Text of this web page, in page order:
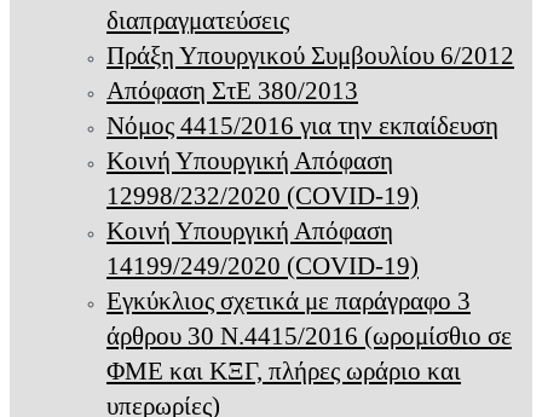
διαπραγματεύσεις
Πράξη Υπουργικού Συμβουλίου 6/2012
Απόφαση ΣτΕ 380/2013
Νόμος 4415/2016 για την εκπαίδευση
Κοινή Υπουργική Απόφαση
12998/232/2020 (COVID-19)
Κοινή Υπουργική Απόφαση
14199/249/2020 (COVID-19)
Εγκύκλιος σχετικά με παράγραφο 3
άρθρου 30 Ν.4415/2016 (ωρομίσθιο σε
ΦΜΕ και ΚΞΓ, πλήρες ωράριο και
υπερωρίες)